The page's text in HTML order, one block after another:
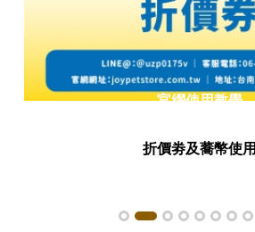
官網使用教學
折價劵及蕎幣使用